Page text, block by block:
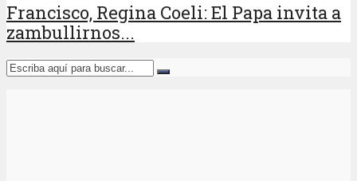
Francisco, Regina Coeli: El Papa invita a
zambullirnos...